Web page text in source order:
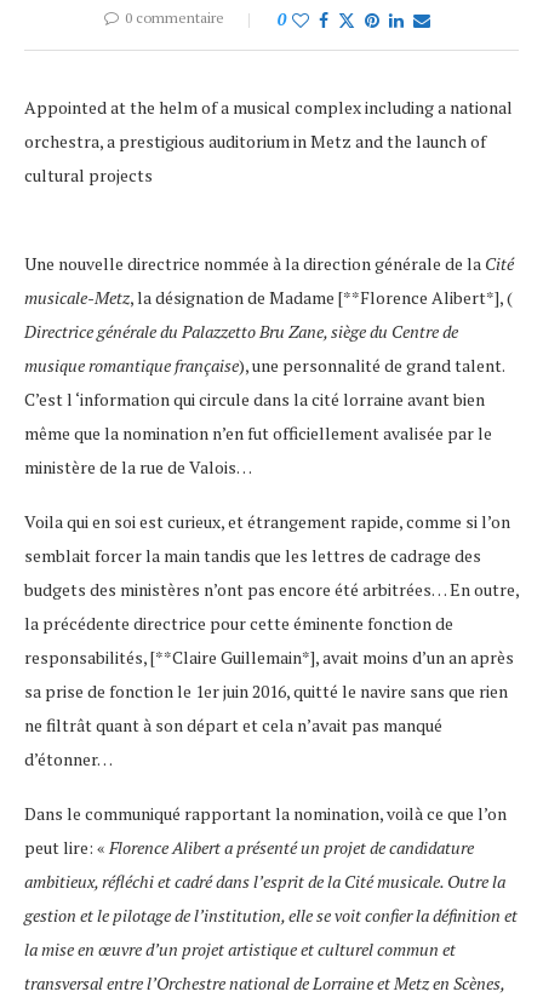
0 commentaire 0
Appointed at the helm of a musical complex including a national
orchestra, a prestigious auditorium in Metz and the launch of
cultural projects
Une nouvelle directrice nommée à la direction générale de la Cité
musicale-Metz, la désignation de Madame [**Florence Alibert*], (
Directrice générale du Palazzetto Bru Zane, siège du Centre de
musique romantique française), une personnalité de grand talent.
C’est l ‘information qui circule dans la cité lorraine avant bien
même que la nomination n’en fut officiellement avalisée par le
ministère de la rue de Valois…
Voila qui en soi est curieux, et étrangement rapide, comme si l’on
semblait forcer la main tandis que les lettres de cadrage des
budgets des ministères n’ont pas encore été arbitrées… En outre,
la précédente directrice pour cette éminente fonction de
responsabilités, [**Claire Guillemain*], avait moins d’un an après
sa prise de fonction le 1er juin 2016, quitté le navire sans que rien
ne filtrât quant à son départ et cela n’avait pas manqué
d’étonner…
Dans le communiqué rapportant la nomination, voilà ce que l’on
peut lire: « Florence Alibert a présenté un projet de candidature
ambitieux, réfléchi et cadré dans l’esprit de la Cité musicale. Outre la
gestion et le pilotage de l’institution, elle se voit confier la définition et
la mise en œuvre d’un projet artistique et culturel commun et
transversal entre l’Orchestre national de Lorraineet Metz en Scènes,